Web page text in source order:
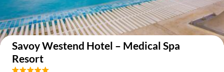
Auf der Karte anzeigen
Savoy Westend Hotel – Medical Spa
Resort